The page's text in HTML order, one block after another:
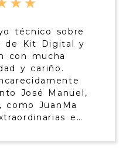
técnico sobre
de Kit Digital y
con mucha
y cariño.
José Manuel,
como JuanMa
en
gracias